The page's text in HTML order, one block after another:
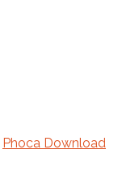
Phoca Download